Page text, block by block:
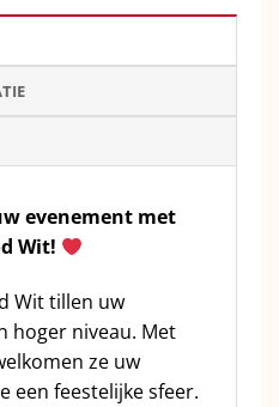
evenement met
Wit!
Wit tillen uw
hoger niveau. Met
ze uw
een feestelijke sfeer.